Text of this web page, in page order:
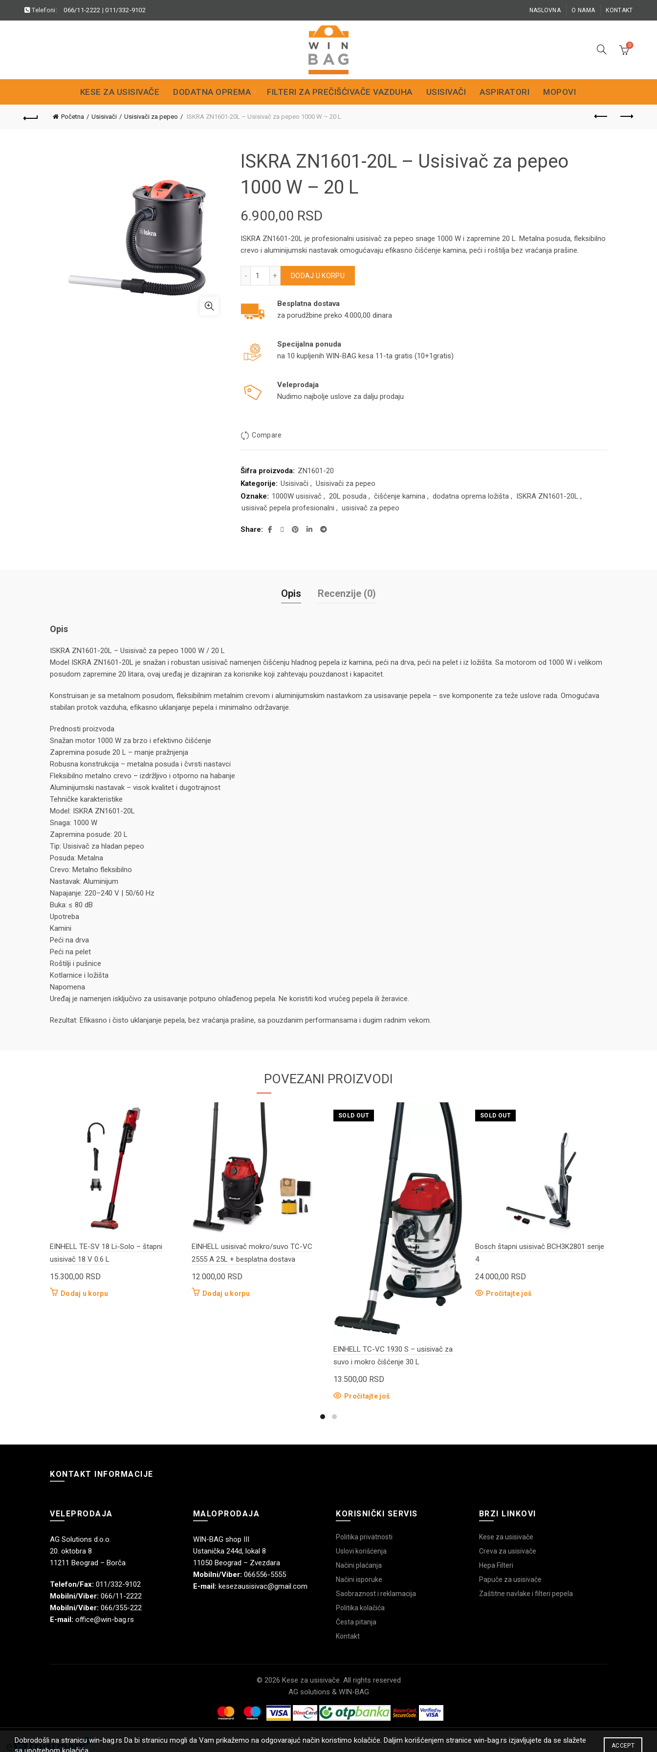
Telefoni: 066/11-2222 |011/332-9102 NASLOVNA O NAMA KONTAKT
0
KESE ZA USISIVAČE DODATNA OPREMA FILTERI ZA PREČIŠĆIVAČE VAZDUHA USISIVAČI ASPIRATORI MOPOVI
Početna Usisivači Usisivači za pepeo ISKRA ZN1601-20L – Usisivač za pepeo 1000 W – 20 L
ISKRA ZN1601-20L – Usisivač za pepeo
1000 W – 20 L
6.900,00 RSD
ISKRA ZN1601-20L je profesionalni usisivač za pepeo snage 1000 W i zapremine 20 L. Metalna posuda, fleksibilno
crevo i aluminijumski nastavak omogućavaju efikasno čišćenje kamina, peći i roštilja bez vraćanja prašine.
DODAJ U KORPU
Besplatna dostava
za porudžbine preko 4.000,00 dinara
Specijalna ponuda
na 10 kupljenih WIN-BAG kesa 11-ta gratis (10+1gratis)
Veleprodaja
Nudimo najbolje uslove za dalju prodaju
Compare
Šifra proizvoda: ZN1601-20
Kategorije: Usisivači , Usisivači za pepeo
Oznake: 1000W usisivač , 20L posuda , čišćenje kamina , dodatna oprema ložišta , ISKRA ZN1601-20L ,
usisivač pepela profesionalni , usisivač za pepeo
Share
Opis Recenzije (0)
Opis
ISKRA ZN1601-20L – Usisivač za pepeo 1000 W / 20 L
Model ISKRA ZN1601-20L je snažan i robustan usisivač namenjen čišćenju hladnog pepela iz kamina, peći na drva, peći na pelet i iz ložišta. Sa motorom od 1000 W i velikom
posudom zapremine 20 litara, ovaj uređaj je dizajniran za korisnike koji zahtevaju pouzdanost i kapacitet.
Konstruisan je sa metalnom posudom, fleksibilnim metalnim crevom i aluminijumskim nastavkom za usisavanje pepela – sve komponente za teže uslove rada. Omogućava
stabilan protok vazduha, efikasno uklanjanje pepela i minimalno održavanje.
Prednosti proizvoda
Snažan motor 1000 W za brzo i efektivno čišćenje
Zapremina posude 20 L – manje pražnjenja
Robusna konstrukcija – metalna posuda i čvrsti nastavci
Fleksibilno metalno crevo – izdržljivo i otporno na habanje
Aluminijumski nastavak – visok kvalitet i dugotrajnost
Tehničke karakteristike
Model: ISKRA ZN1601-20L
Snaga: 1000 W
Zapremina posude: 20 L
Tip: Usisivač za hladan pepeo
Posuda: Metalna
Crevo: Metalno fleksibilno
Nastavak: Aluminijum
Napajanje: 220–240 V | 50/60 Hz
Buka: ≤ 80 dB
Upotreba
Kamini
Peći na drva
Peći na pelet
Roštilji i pušnice
Kotlarnice i ložišta
Napomena
Uređaj je namenjen isključivo za usisavanje potpuno ohlađenog pepela. Ne koristiti kod vrućeg pepela ili žeravice.
Rezultat: Efikasno i čisto uklanjanje pepela, bez vraćanja prašine, sa pouzdanim performansama i dugim radnim vekom.
POVEZANI PROIZVODI
EINHELL TE-SV 18 Li-Solo – štapni
usisivač 18 V 0.6 L
15.300,00 RSD
Dodaj u korpu
EINHELL usisivač mokro/suvo TC-VC
2555 A 25L + besplatna dostava
12.000,00 RSD
Dodaj u korpu
SOLD OUT
EINHELL TC-VC 1930 S – usisivač za
suvo i mokro čišćenje 30 L
13.500,00 RSD
Pročitajte još
SOLD OUT
Bosch štapni usisivač BCH3K2801 serije
4
24.000,00 RSD
Pročitajte još
KONTAKT INFORMACIJE
VELEPRODAJA
AG Solutions d.o.o.
20. oktobra 8
11211 Beograd – Borča
Telefon/Fax: 011/332-9102
Mobilni/Viber: 066/11-2222
Mobilni/Viber: 066/355-222
E-mail: office@win-bag.rs
MALOPRODAJA
WIN-BAG shop III
Ustanička 244d, lokal 8
11050 Beograd – Zvezdara
Mobilni/Viber: 066556-5555
E-mail: kesezausisivac@gmail.com
KORISNIČKI SERVIS
Politika privatnosti
Uslovi korišćenja
Načini plaćanja
Načini isporuke
Saobraznost i reklamacija
Politika kolačića
Česta pitanja
Kontakt
BRZI LINKOVI
Kese za usisivače
Creva za usisivače
Hepa Filteri
Papuče za usisivače
Zaštitne navlake i filteri pepela
© 2026 Kese za usisivače. All rights reserved
AG solutions & WIN-BAG
Dobrodošli na stranicu win-bag.rs Da bi stranicu mogli da Vam prikažemo na odgovarajuć način koristimo kolačiće. Daljim korišćenjem stranice win-bag.rs izjavljujete da se slažete
ACCEPT